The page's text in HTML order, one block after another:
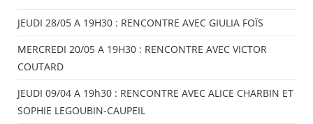
JEUDI 28/05 A 19H30 : RENCONTRE AVEC GIULIA FOÏS
MERCREDI 20/05 A 19H30 : RENCONTRE AVEC VICTOR
COUTARD
JEUDI 09/04 A 19h30 : RENCONTRE AVEC ALICE CHARBIN ET
SOPHIE LEGOUBIN-CAUPEIL